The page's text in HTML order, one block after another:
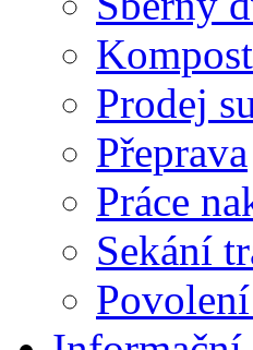
Prodej
Přeprava
Práce
Sekání